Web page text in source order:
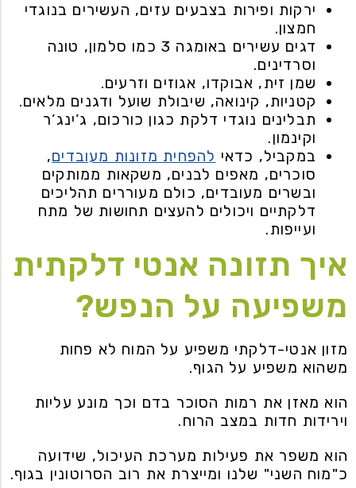
ירקות ופירות בצבעים עזים, העשירים בנוגדי
חמצון.
דגים עשירים באומגה 3 כמו סלמון, טונה
וסרדינים.
שמן זית, אבוקדו, אגוזים וזרעים.
קטניות, קינואה, שיבולת שועל ודגנים מלאים.
תבלינים נוגדי דלקת כגון כורכום, ג’ינג’ר
וקינמון.
במקביל, כדאי להפחית מזונות מעובדים,
סוכרים, מאפים לבנים, משקאות ממותקים
ובשרים מעובדים, כולם מעוררים תהליכים
דלקתיים ויכולים להעצים תחושות של מתח
ועייפות.
איך תזונה אנטי דלקתית
משפיעה על הנפש?
מזון אנטי-דלקתי משפיע על המוח לא פחות
משהוא משפיע על הגוף.
הוא מאזן את רמות הסוכר בדם וכך מונע עליות
וירידות חדות במצב הרוח.
הוא משפר את פעילות מערכת העיכול, שידועה
כ"מוח השני" שלנו ומייצרת את רוב הסרוטונין בגוף.